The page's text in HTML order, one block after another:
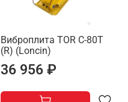
Виброплита TOR C-80T
(R) (Loncin)
36 956 ₽